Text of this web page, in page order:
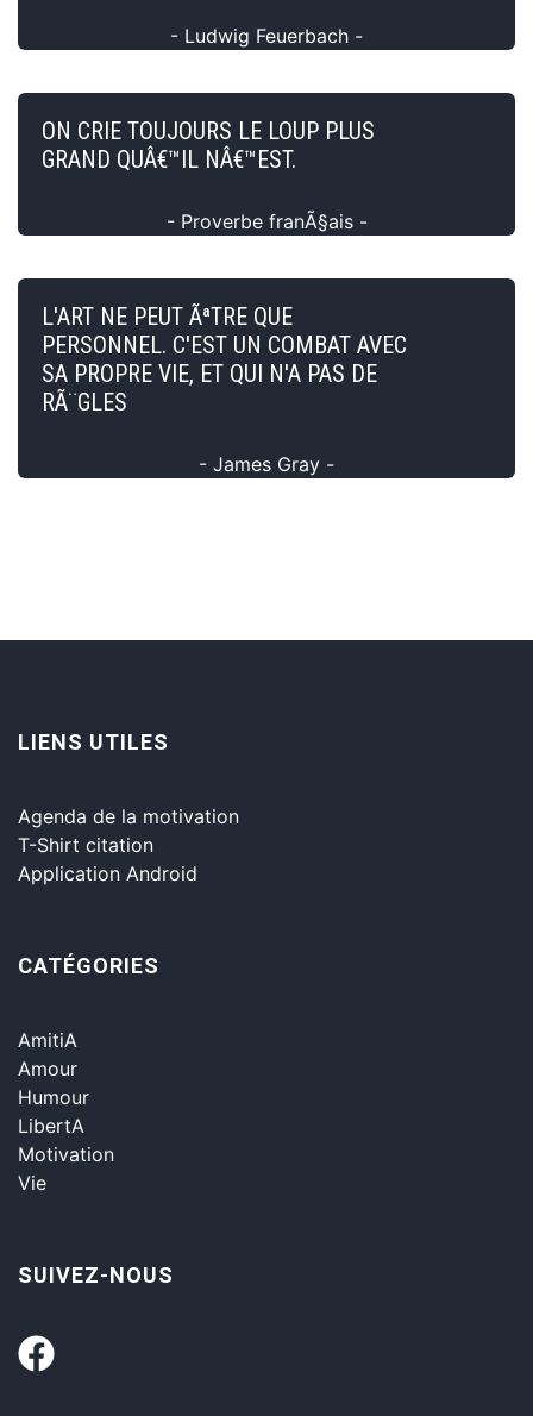
- Ludwig Feuerbach -
ON CRIE TOUJOURS LE LOUP PLUS
GRAND QUÂ€™IL NÂ€™EST.
- Proverbe franÃ§ais -
L'ART NE PEUT ÃªTRE QUE
PERSONNEL. C'EST UN COMBAT AVEC
SA PROPRE VIE, ET QUI N'A PAS DE
RÃ¨GLES
- James Gray -
LIENS UTILES
Agenda de la motivation
T-Shirt citation
Application Android
CATÉGORIES
AmitiA
Amour
Humour
LibertA
Motivation
Vie
SUIVEZ-NOUS